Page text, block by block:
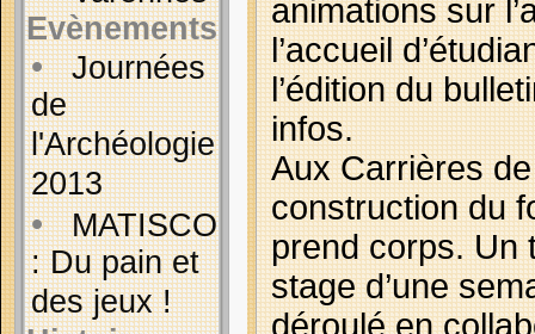
Evènements
•Journées
de
l'Archéologie
2013
•MATISCO
: Du pain et
des jeux !
animations sur
l’accueil
l’édition du
infos.
Aux Carrières
construction du
prend corps. Un
stage d’une
déroulé en